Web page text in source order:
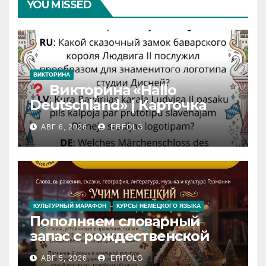
YOU MISSED
ВИКТОРИНА
Викторина «Hallo
Deutschland» | Карточка
№46
Замок вдохновения
Iedvesmas pils / Schloss der
Inspiration
АВГ 6, 2026 ERFOLG
КУЛЬТУРНЫЙ МАРАФОН КУРСЫ НЕМЕЦКОГО ЯЗЫКА
Пополняем словарный
запас с рождественской
сказкой! Учим немецкий
АВГ 5, 2026 ERFOLG